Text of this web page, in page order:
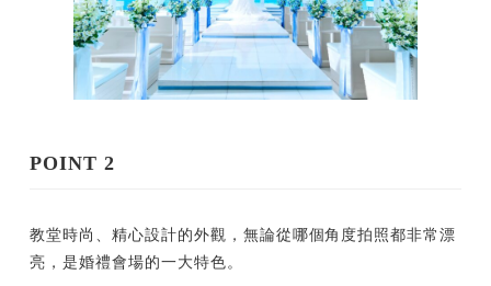
POINT 2
教堂時尚、精心設計的外觀，無論從哪個角度拍照都非常漂
亮，是婚禮會場的一大特色。